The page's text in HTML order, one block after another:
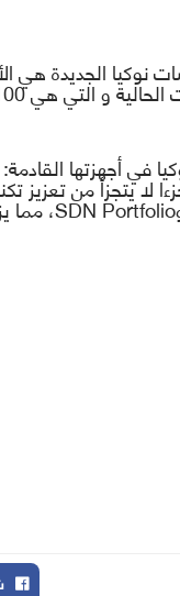
الجديدة هي
أجهزتها
لا يتجزأ من تعزيز
SDN Portfolio، مما